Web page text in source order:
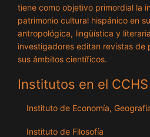
tiene como objetivo primordial la
patrimonio cultural hispánico en
antropológica, lingüística y
investigadores editan revistas de
sus ámbitos científicos.
Institutos en el CCHS
Instituto de Economía,
Instituto de Filosofía